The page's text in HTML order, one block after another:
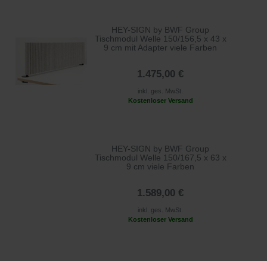
HEY-SIGN by BWF Group
Tischmodul Welle 150/156,5 x 43 x
9 cm mit Adapter viele Farben
1.475,00 €
inkl. ges. MwSt.
Kostenloser Versand
HEY-SIGN by BWF Group
Tischmodul Welle 150/167,5 x 63 x
9 cm viele Farben
1.589,00 €
inkl. ges. MwSt.
Kostenloser Versand